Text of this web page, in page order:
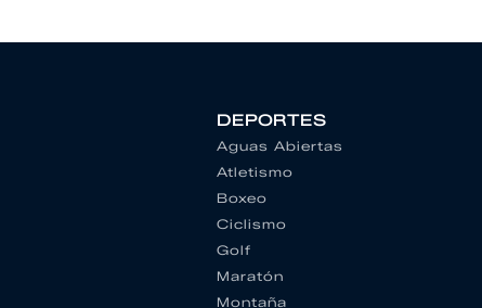
DEPORTES
Aguas Abiertas
Atletismo
Boxeo
Ciclismo
Golf
Maratón
Montaña